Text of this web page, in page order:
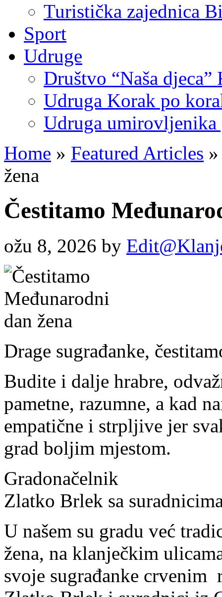
Turistička zajednica
Sport
Udruge
Društvo “Naša djeca”
Udruga Korak po
Udruga umirovljenika
Home » Featured Articles »
žena
Čestitamo
ožu 8, 2026 by
Drage sugrađanke,
Budite i dalje hrabre,
pametne, razumne, a kad
empatične i strpljive jer
grad boljim mjestom.
Gradonačelnik
Zlatko Brlek sa
U našem su gradu već
žena, na klanječkim
svoje sugrađanke crvenim